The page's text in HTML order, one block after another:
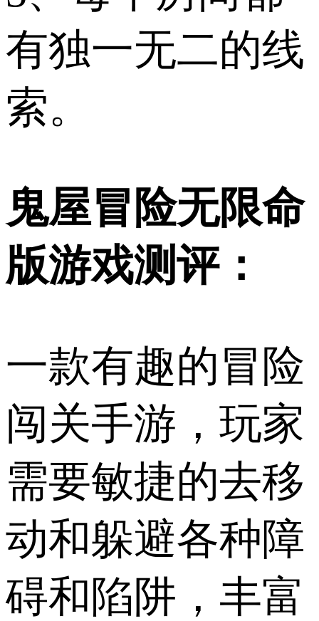
有独一无二的线
索。
鬼屋冒险无限命
版游戏测评：
一款有趣的冒险
闯关手游，玩家
需要敏捷的去移
动和躲避各种障
碍和陷阱，丰富